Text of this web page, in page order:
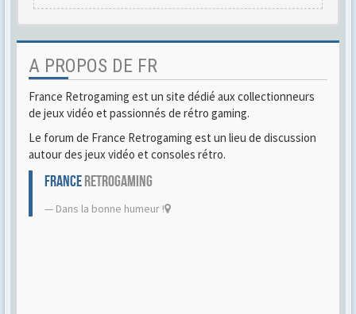
A PROPOS DE FR
France Retrogaming est un site dédié aux collectionneurs
de jeux vidéo et passionnés de rétro gaming.
Le forum de France Retrogaming est un lieu de discussion
autour des jeux vidéo et consoles rétro.
FRANCERETROGAMING
Dans la bonne humeur !